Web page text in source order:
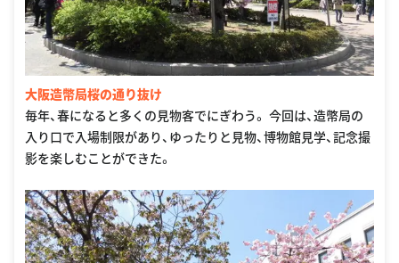
大阪造幣局桜の通り抜け
毎年、春になると多くの見物客でにぎわう。 今回は、造幣局の
入り口で入場制限があり、ゆったりと見物、博物館見学、記念撮
影を楽しむことができた。